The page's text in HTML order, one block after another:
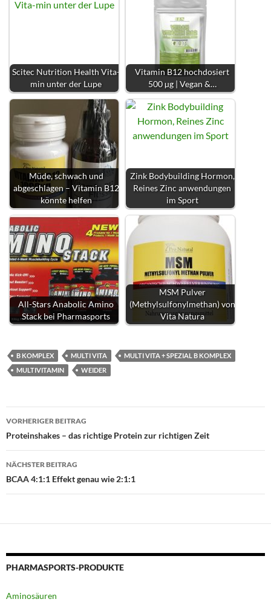
Scitec Nutrition Health Vita-
min unter der Lupe
Vitamin B12 hochdosiert
500 µg | Vegan &…
Müde, schwach und
abgeschlagen – Vitamin B12
könnte helfen
Zink Bodybuilding Hormon,
Reines Zinc anwendungen
im Sport
All-Stars Anabolic Amino
Stack bei Pharmasports
MSM Pulver
(Methylsulfonylmethan) von
Vita Natura
B KOMPLEX MULTI VITA
MULTI VITA + SPEZIAL B KOMPLEX
MULTIVITAMIN
WEIDER
Beitragsnavigation
VORHERIGER BEITRAG
Proteinshakes – das richtige Protein zur richtigen Zeit
NÄCHSTER BEITRAG
BCAA 4:1:1 Effekt genau wie 2:1:1
PHARMASPORTS-PRODUKTE
Aminosäuren